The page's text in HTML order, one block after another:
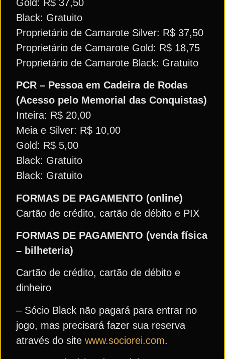
Gold: R$ 37,50
Black: Gratuito
Proprietário de Camarote Silver: R$ 37,50
Proprietário de Camarote Gold: R$ 18,75
Proprietário de Camarote Black: Gratuito
PCR – Pessoa em Cadeira de Rodas
(Acesso pelo Memorial das Conquistas)
Inteira: R$ 20,00
Meia e Silver: R$ 10,00
Gold: R$ 5,00
Black: Gratuito
Black: Gratuito
FORMAS DE PAGAMENTO (online)
Cartão de crédito, cartão de débito e PIX
FORMAS DE PAGAMENTO (venda física
– bilheteria)
Cartão de crédito, cartão de débito e
dinheiro
– Sócio Black não pagará para entrar no
jogo, mas precisará fazer sua reserva
através do site www.sociorei.com.